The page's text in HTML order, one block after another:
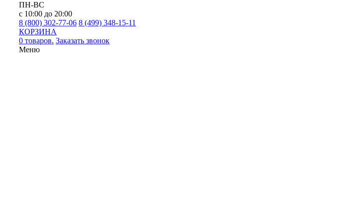
ПН-ВС
с 10:00 до 20:00
8 (800) 302-77-06 8 (499) 348-15-11
КОРЗИНА
0 товаров. Заказать звонок
Меню